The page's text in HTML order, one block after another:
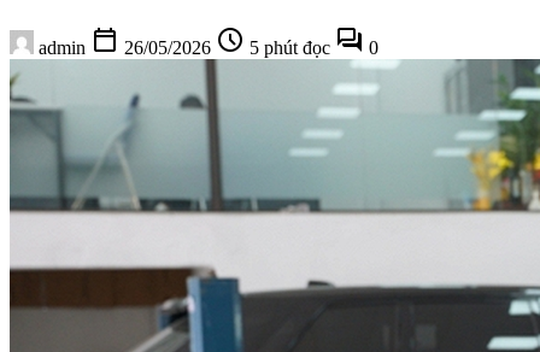
admin calendar_today 26/05/2026 schedule 5 phút đọc forum 0